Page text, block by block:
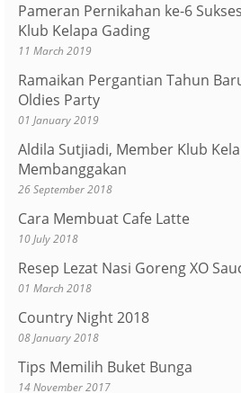
Pameran Pernikahan ke-6
Klub Kelapa Gading
11 March 2019
Ramaikan Pergantian Tahun
Oldies Party
01 January 2019
Aldila Sutjiadi, Member Klub
Membanggakan
26 September 2018
Cara Membuat Cafe Latte
10 July 2018
Resep Lezat Nasi Goreng XO
01 March 2018
Country Night 2018
08 January 2018
Tips Memilih Buket Bunga
14 November 2017